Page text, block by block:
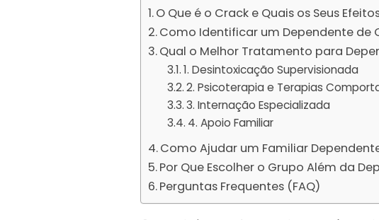
O Que é o Crack e Quais os Seus
Como Identificar um Dependente de
Qual o Melhor Tratamento para
1. Desintoxicação Supervisionada
2. Psicoterapia e Terapias
3. Internação Especializada
4. Apoio Familiar
Como Ajudar um Familiar
Por Que Escolher o Grupo Além da
Perguntas Frequentes (FAQ)